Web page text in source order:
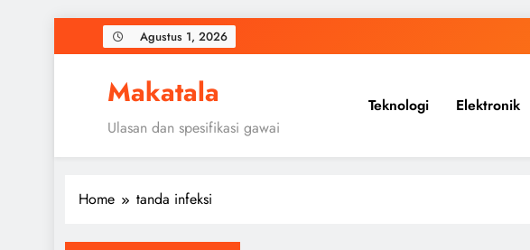
to
Agustus 1, 2026
Makatala
Ulasan dan spesifikasi gawai
Teknologi Elektronik
Home tanda infeksi